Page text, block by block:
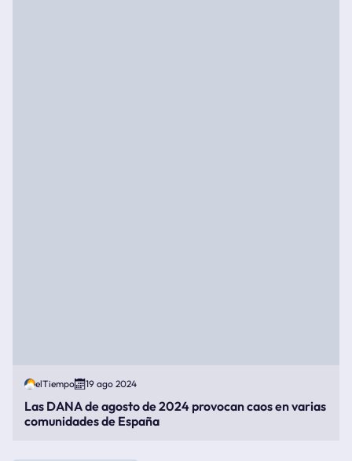
elTiempo 19 ago 2024
Las DANA de agosto de 2024 provocan caos en varias
comunidades de España